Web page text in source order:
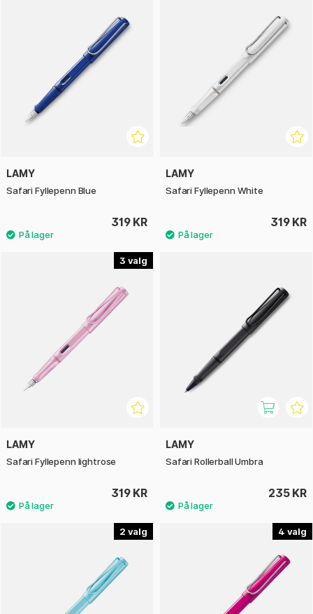
LAMY
Safari Fyllepenn Blue
319 KR
LAMY
Safari Fyllepenn White
319 KR
3
LAMY
Safari Fyllepenn lightrose
319 KR
LAMY
Safari Rollerball Umbra
235 KR
2 4